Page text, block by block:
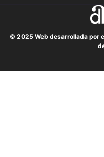
© 2025 Web desarrollada por